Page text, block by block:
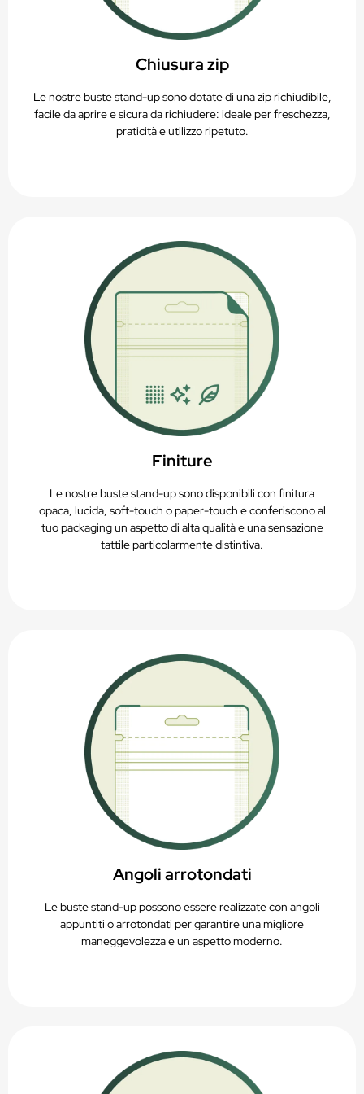
Chiusura zip
Le nostre buste stand-up sono dotate di una zip richiudibile,
facile da aprire e sicura da richiudere: ideale per freschezza,
praticità e utilizzo ripetuto.
Finiture
Le nostre buste stand-up sono disponibili con finitura
opaca, lucida, soft-touch o paper-touch e conferiscono al
tuo packaging un aspetto di alta qualità e una sensazione
tattile particolarmente distintiva.
Angoli arrotondati
Le buste stand-up possono essere realizzate con angoli
appuntiti o arrotondati per garantire una migliore
maneggevolezza e un aspetto moderno.